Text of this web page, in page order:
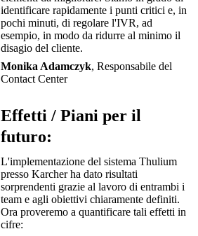
identificare rapidamente i punti critici e, in
pochi minuti, di regolare l'IVR, ad
esempio, in modo da ridurre al minimo il
disagio del cliente.
Monika Adamczyk, Responsabile del
Contact Center
Effetti / Piani per il
futuro:
L'implementazione del sistema Thulium
presso Karcher ha dato risultati
sorprendenti grazie al lavoro di entrambi i
team e agli obiettivi chiaramente definiti.
Ora proveremo a quantificare tali effetti in
cifre: